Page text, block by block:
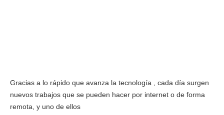
Gracias a lo rápido que avanza la tecnología , cada día surgen
nuevos trabajos que se pueden hacer por internet o de forma
remota, y uno de ellos